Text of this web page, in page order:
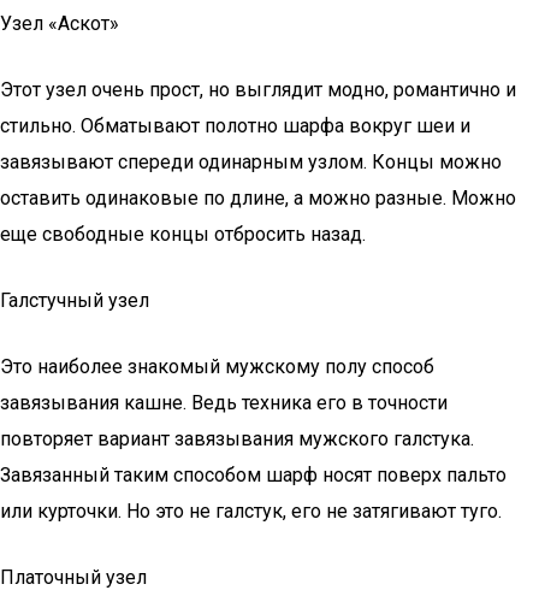
Узел «Аскот»
Этот узел очень прост, но выглядит модно, романтично и
стильно. Обматывают полотно шарфа вокруг шеи и
завязывают спереди одинарным узлом. Концы можно
оставить одинаковые по длине, а можно разные. Можно
еще свободные концы отбросить назад.
Галстучный узел
Это наиболее знакомый мужскому полу способ
завязывания кашне. Ведь техника его в точности
повторяет вариант завязывания мужского галстука.
Завязанный таким способом шарф носят поверх пальто
или курточки. Но это не галстук, его не затягивают туго.
Платочный узел